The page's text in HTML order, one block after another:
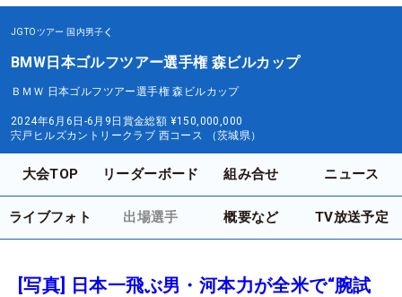
JGTOツアー 国内男子
BMW日本ゴルフツアー選手権 森ビルカップ
ＢＭＷ 日本ゴルフツアー選手権 森ビルカップ
2024年6月6日-6月9日 賞金総額 ¥150,000,000
宍戸ヒルズカントリークラブ 西コース （茨城県）
大会TOP リーダーボード 組み合せ ニュース
ライブフォト 出場選手 概要など TV放送予定
[写真] 日本一飛ぶ男・河本力が全米で“腕試